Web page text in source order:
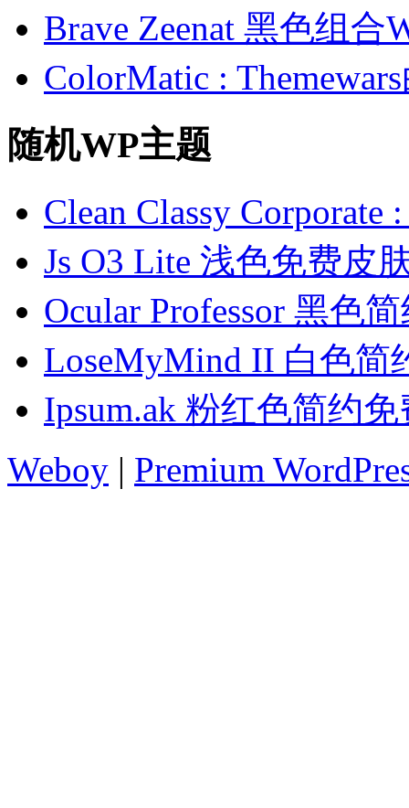
Brave Zeenat 黑色组合
ColorMatic :
随机WP主题
Clean Classy
Js O3 Lite 浅色免费皮
Ocular Professor 黑色
LoseMyMind II 白色简
Ipsum.ak 粉红色简约
Weboy | Premium